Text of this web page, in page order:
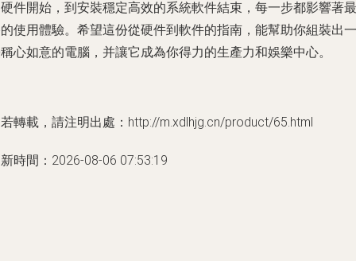
件開始，到安裝穩定高效的系統軟件結束，每一步都影響著最
使用體驗。希望這份從硬件到軟件的指南，能幫助你組裝出一
心如意的電腦，并讓它成為你得力的生產力和娛樂中心。
轉載，請注明出處：http://m.xdlhjg.cn/product/65.html
時間：2026-08-06 07:53:19